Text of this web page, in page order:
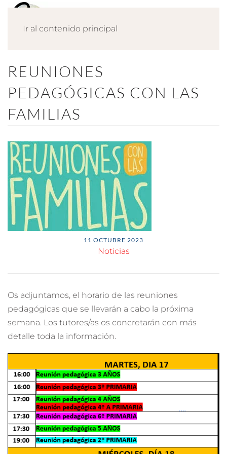
Ir al contenido principal
REUNIONES
PEDAGÓGICAS CON LAS
FAMILIAS
11 OCTUBRE 2023
Noticias
Os adjuntamos, el horario de las reuniones
pedagógicas que se llevarán a cabo la próxima
semana. Los tutores/as os concretarán con más
detalle toda la información.